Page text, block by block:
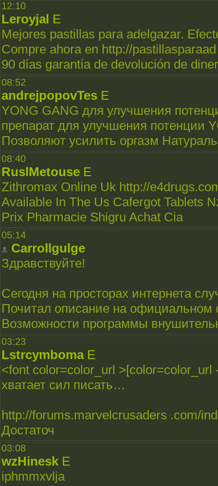
12:10
Leroyjal E
Mejores pastillas para adelgazar.
Compre ahora en http://
90 días garantía de devolución de
08:52
andrejpopovTes E
YONG GANG для улучшения
препарат для улучшения потенции
Позволяют усилить оргазм
08:40
RuslMetouse E
Zithromax Online Uk http://
Available In The Us Cafergot Tablets
Prix Pharmacie Shigru Achat Cia
05:14
Carrollgulge
Здравствуйте!
Сегодня на просторах интернета
Почитал описание на официальном
Возможности программы
03:23
Lstrcymboma E
<font color=color_url
хватает сил писать…
http://forums.marvelcrusaders .com/
Достаточ
03:08
wzHinesk E
iphmmxvlja